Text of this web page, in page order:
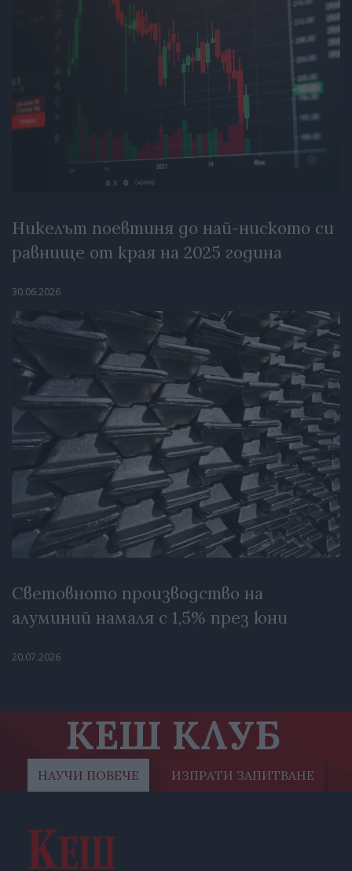
Никелът поевтиня до най-ниското си
равнище от края на 2025 година
30.06.2026
Световното производство на
алуминий намаля с 1,5% през юни
20.07.2026
КЕШ КЛУБ
НАУЧИ ПОВЕЧЕ ИЗПРАТИ ЗАПИТВАНЕ